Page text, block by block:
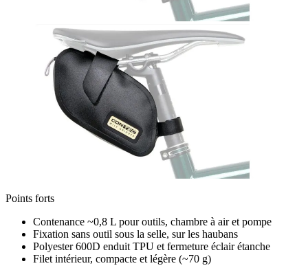
Points forts
Contenance ~0,8 L pour outils, chambre à air et pompe
Fixation sans outil sous la selle, sur les haubans
Polyester 600D enduit TPU et fermeture éclair étanche
Filet intérieur, compacte et légère (~70 g)